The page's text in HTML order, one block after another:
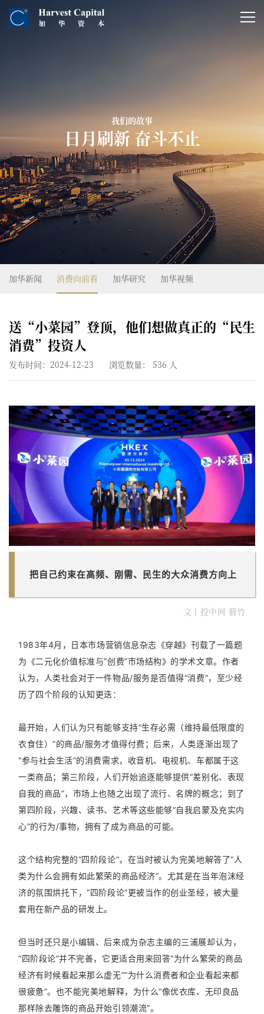
我们的故事
日月刷新 奋斗不止
加华新闻 消费向前看 加华研究 加华视频
送“小菜园”登顶，他们想做真正的“民生
消费”投资人
发布时间：2024-12-23 浏览数量： 536 人
把自己约束在高频、刚需、民生的大众消费方向上
文丨投中网 簪竹
1983年4月，日本市场营销信息杂志《穿越》刊载了一篇题
为《二元化价值标准与“创费”市场结构》的学术文章。作者
认为，人类社会对于一件物品/服务是否值得“消费”，至少经
历了四个阶段的认知更迭：
最开始，人们认为只有能够支持“生存必需（维持最低限度的
衣食住）”的商品/服务才值得付费；后来，人类逐渐出现了
“参与社会生活”的消费需求，收音机、电视机、车都属于这
一类商品；第三阶段，人们开始追逐能够提供“差别化、表现
自我的商品”，市场上也随之出现了流行、名牌的概念；到了
第四阶段，兴趣、读书、艺术等这些能够“自我启蒙及充实内
心”的行为/事物，拥有了成为商品的可能。
这个结构完整的“四阶段论”，在当时被认为完美地解答了“人
类为什么会拥有如此繁荣的商品经济”。尤其是在当年泡沫经
济的氛围烘托下，“四阶段论”更被当作的创业圣经，被大量
套用在新产品的研发上。
但当时还只是小编辑、后来成为杂志主编的三浦展却认为，
“四阶段论”并不完善，它更适合用来回答“为什么繁荣的商品
经济有时候看起来那么虚无”“为什么消费者和企业看起来都
很疲惫”。也不能完美地解释，为什么“像优衣库、无印良品
那样除去雕饰的商品开始引领潮流”。